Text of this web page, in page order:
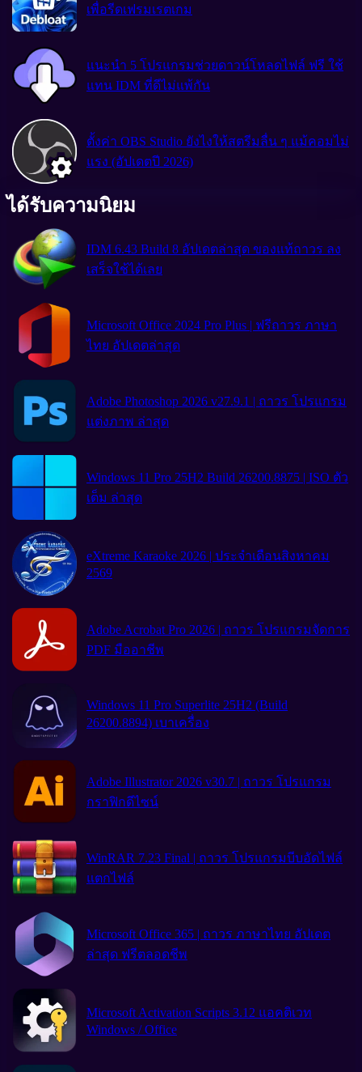
เพื่อรีดเฟรมเรตเกม
แนะนำ 5 โปรแกรมช่วยดาวน์โหลดไฟล์ ฟรี ใช้
แทน IDM ที่ดีไม่แพ้กัน
ตั้งค่า OBS Studio ยังไงให้สตรีมลื่น ๆ แม้คอมไม่
แรง (อัปเดตปี 2026)
ได้รับความนิยม
IDM 6.43 Build 8 อัปเดตล่าสุด ของแท้ถาวร ลง
เสร็จใช้ได้เลย
Microsoft Office 2024 Pro Plus | ฟรีถาวร ภาษา
ไทย อัปเดตล่าสุด
Adobe Photoshop 2026 v27.9.1 | ถาวร โปรแกรม
แต่งภาพ ล่าสุด
Windows 11 Pro 25H2 Build 26200.8875 | ISO ตัว
เต็ม ล่าสุด
eXtreme Karaoke 2026 | ประจำเดือนสิงหาคม
2569
Adobe Acrobat Pro 2026 | ถาวร โปรแกรมจัดการ
PDF มืออาชีพ
Windows 11 Pro Superlite 25H2 (Build
26200.8894) เบาเครื่อง
Adobe Illustrator 2026 v30.7 | ถาวร โปรแกรม
กราฟิกดีไซน์
WinRAR 7.23 Final | ถาวร โปรแกรมบีบอัดไฟล์
แตกไฟล์
Microsoft Office 365 | ถาวร ภาษาไทย อัปเดต
ล่าสุด ฟรีตลอดชีพ
Microsoft Activation Scripts 3.12 แอคติเวท
Windows / Office